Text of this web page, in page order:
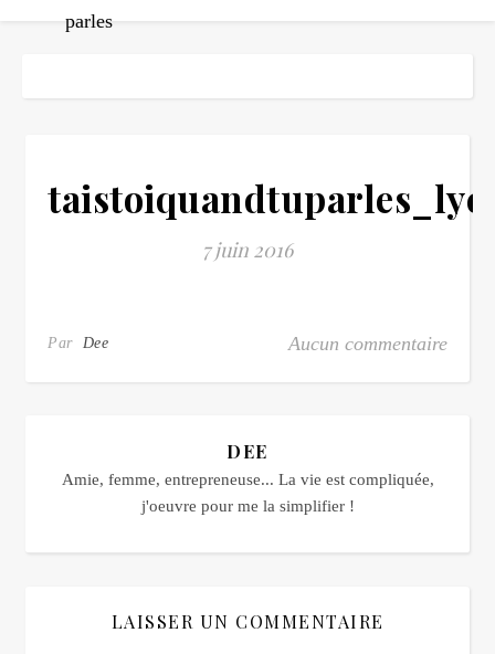
7 juin 2016
Par Dee Aucun commentaire
DEE
Amie, femme, entrepreneuse... La vie est compliquée,
j'oeuvre pour me la simplifier !
LAISSER UN COMMENTAIRE